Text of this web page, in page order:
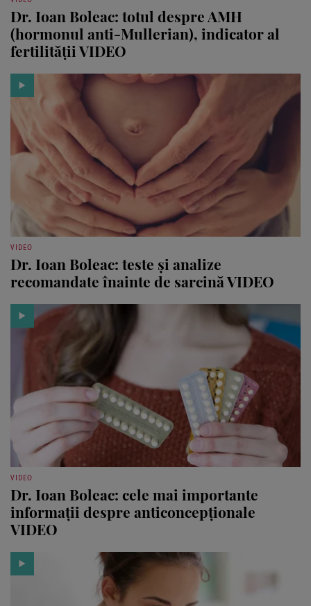
Dr. Ioan Boleac: totul despre AMH
(hormonul anti-Mullerian), indicator al
fertilităţii VIDEO
VIDEO
Dr. Ioan Boleac: teste şi analize
recomandate înainte de sarcină VIDEO
VIDEO
Dr. Ioan Boleac: cele mai importante
informaţii despre anticoncepţionale
VIDEO